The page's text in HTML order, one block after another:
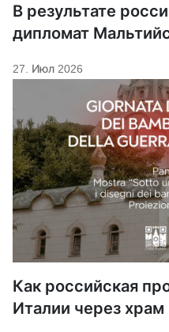
В результате
дипломат
27. Июл 2026
Как российская
Италии через